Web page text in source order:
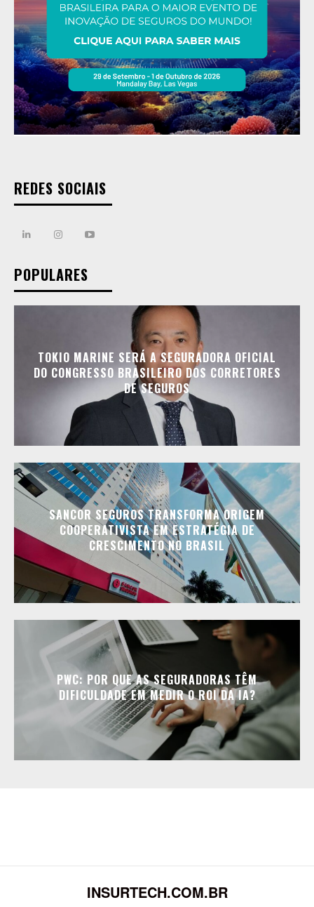
REDES SOCIAIS
POPULARES
TOKIO MARINE SERÁ A SEGURADORA OFICIAL
DO CONGRESSO BRASILEIRO DOS CORRETORES
DE SEGUROS
SANCOR SEGUROS TRANSFORMA ORIGEM
COOPERATIVISTA EM ESTRATÉGIA DE
CRESCIMENTO NO BRASIL
PWC: POR QUE AS SEGURADORAS TÊM
DIFICULDADE EM MEDIR O ROI DA IA?
INSURTECH.COM.BR